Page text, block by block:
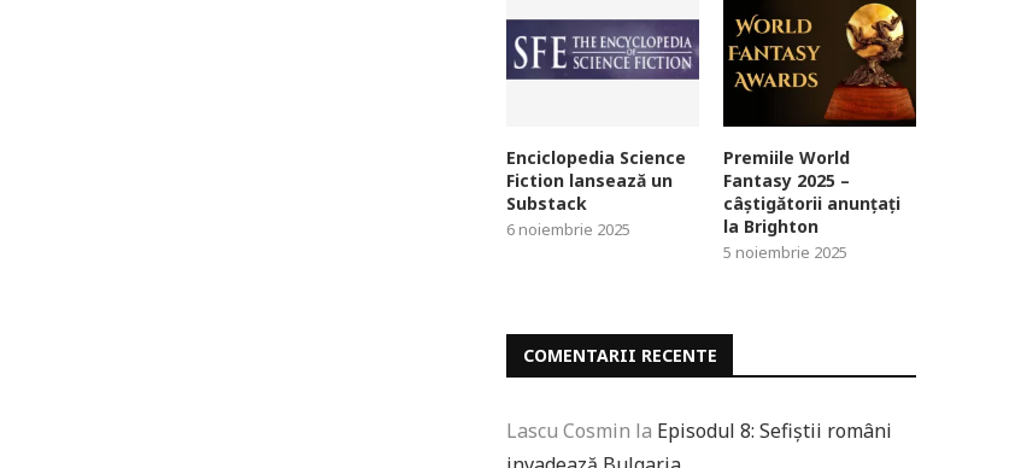
Enciclopedia Science
Fiction lansează un
Substack
6 noiembrie 2025
Premiile World
Fantasy 2025 –
câștigătorii anunțați
la Brighton
5 noiembrie 2025
COMENTARII RECENTE
Lascu Cosmin la Episodul 8: Sefiștii români